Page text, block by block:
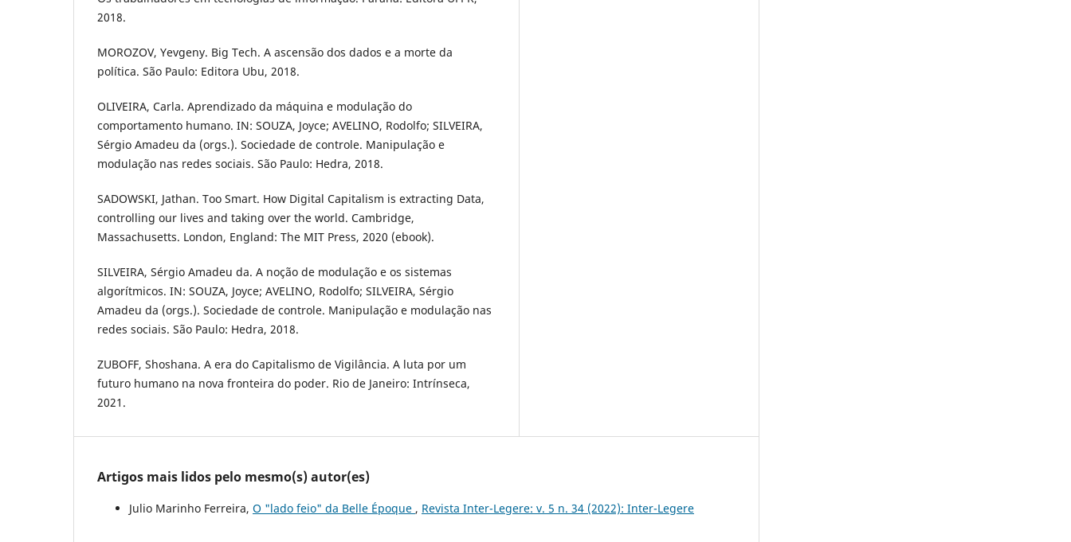
2018.
MOROZOV, Yevgeny. Big Tech. A ascensão dos dados e a morte da
política. São Paulo: Editora Ubu, 2018.
OLIVEIRA, Carla. Aprendizado da máquina e modulação do
comportamento humano. IN: SOUZA, Joyce; AVELINO, Rodolfo; SILVEIRA,
Sérgio Amadeu da (orgs.). Sociedade de controle. Manipulação e
modulação nas redes sociais. São Paulo: Hedra, 2018.
SADOWSKI, Jathan. Too Smart. How Digital Capitalism is extracting Data,
controlling our lives and taking over the world. Cambridge,
Massachusetts. London, England: The MIT Press, 2020 (ebook).
SILVEIRA, Sérgio Amadeu da. A noção de modulação e os sistemas
algorítmicos. IN: SOUZA, Joyce; AVELINO, Rodolfo; SILVEIRA, Sérgio
Amadeu da (orgs.). Sociedade de controle. Manipulação e modulação nas
redes sociais. São Paulo: Hedra, 2018.
ZUBOFF, Shoshana. A era do Capitalismo de Vigilância. A luta por um
futuro humano na nova fronteira do poder. Rio de Janeiro: Intrínseca,
2021.
Artigos mais lidos pelo mesmo(s) autor(es)
Julio Marinho Ferreira, O "lado feio" da Belle Époque , Revista Inter-Legere: v. 5 n. 34 (2022): Inter-Legere